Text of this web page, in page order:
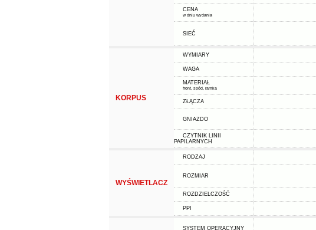
CENA
w dniu wydania
SIEĆ
KORPUS
WYMIARY
WAGA
MATERIAŁ
front, spód, ramka
ZŁĄCZA
GNIAZDO
CZYTNIK LINII
PAPILARNYCH
WYŚWIETLACZ
RODZAJ
ROZMIAR
ROZDZIELCZOŚĆ
PPI
SYSTEM OPERACYJNY